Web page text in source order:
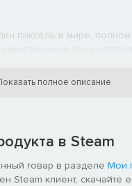
пиксель в мире, полном
в настоящего
эволюцией вы не
но и потеряете
полное описание
в Steam
товар в разделе Мои
Steam клиент, скачайте